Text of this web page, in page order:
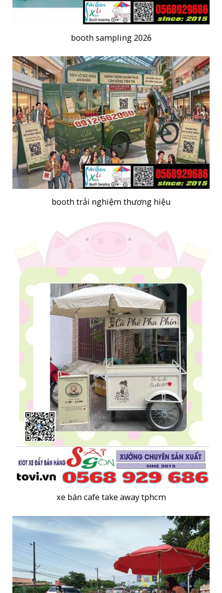
booth sampling 2026
booth trải nghiệm thương hiệu
xe bán cafe take away tphcm